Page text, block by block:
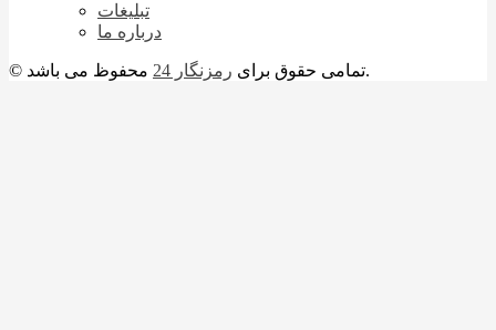
تبلیغات
درباره ما
© تمامی حقوق برای رمزنگار 24 محفوظ می باشد.